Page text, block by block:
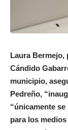
Laura Bermejo,
Cándido
municipio,
Pedreño,
“únicamente
para los